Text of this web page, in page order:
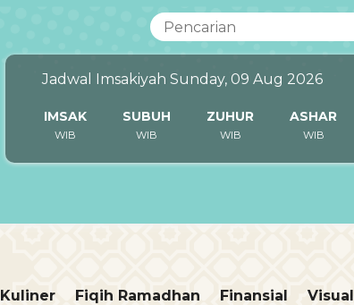
Jadwal Imsakiyah Sunday, 09 Aug 2026
IMSAK SUBUH ZUHUR ASHAR
WIB WIB WIB WIB
Kuliner Fiqih Ramadhan Finansial Visual